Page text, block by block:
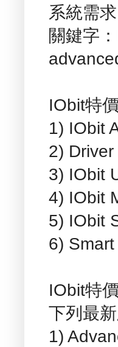
系統需
關鍵字
IObit特
1) IObit
2)
3) IObit
4) IObit
5) IObit
6)
IObit特
下列最新
1)